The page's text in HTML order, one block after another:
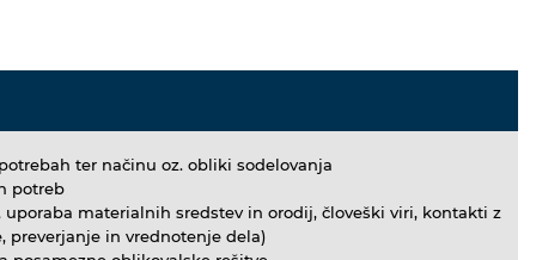
ter načinu oz. obliki sodelovanja
potreb
materialnih sredstev in orodij, človeški viri, kontakti z
preverjanje in vrednotenje dela)